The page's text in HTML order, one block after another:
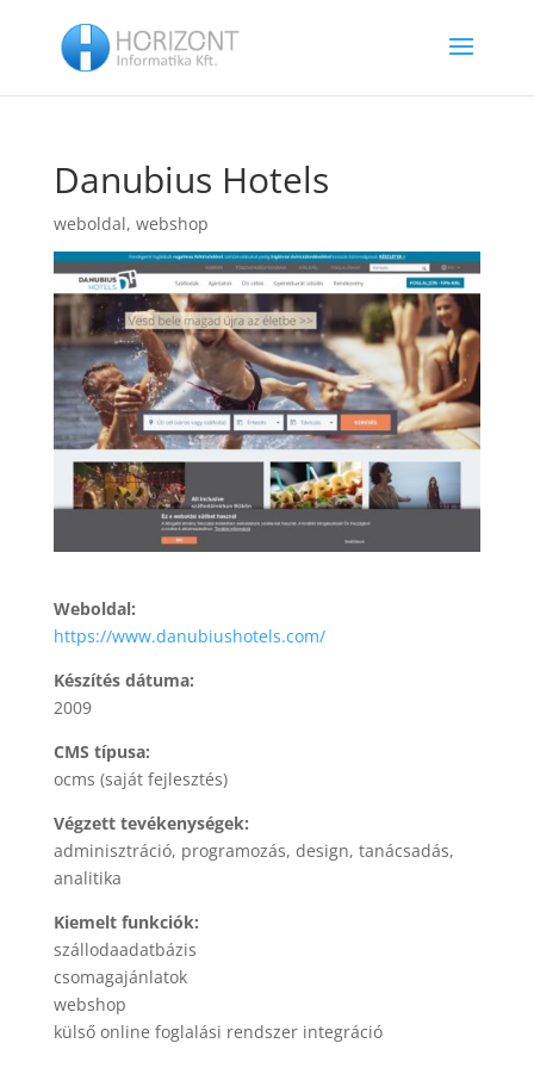
Danubius Hotels
weboldal, webshop
Weboldal:
https://www.danubiushotels.com/
Készítés dátuma:
2009
CMS típusa:
ocms (saját fejlesztés)
Végzett tevékenységek:
adminisztráció, programozás, design, tanácsadás,
analitika
Kiemelt funkciók:
szállodaadatbázis
csomagajánlatok
webshop
külső online foglalási rendszer integráció